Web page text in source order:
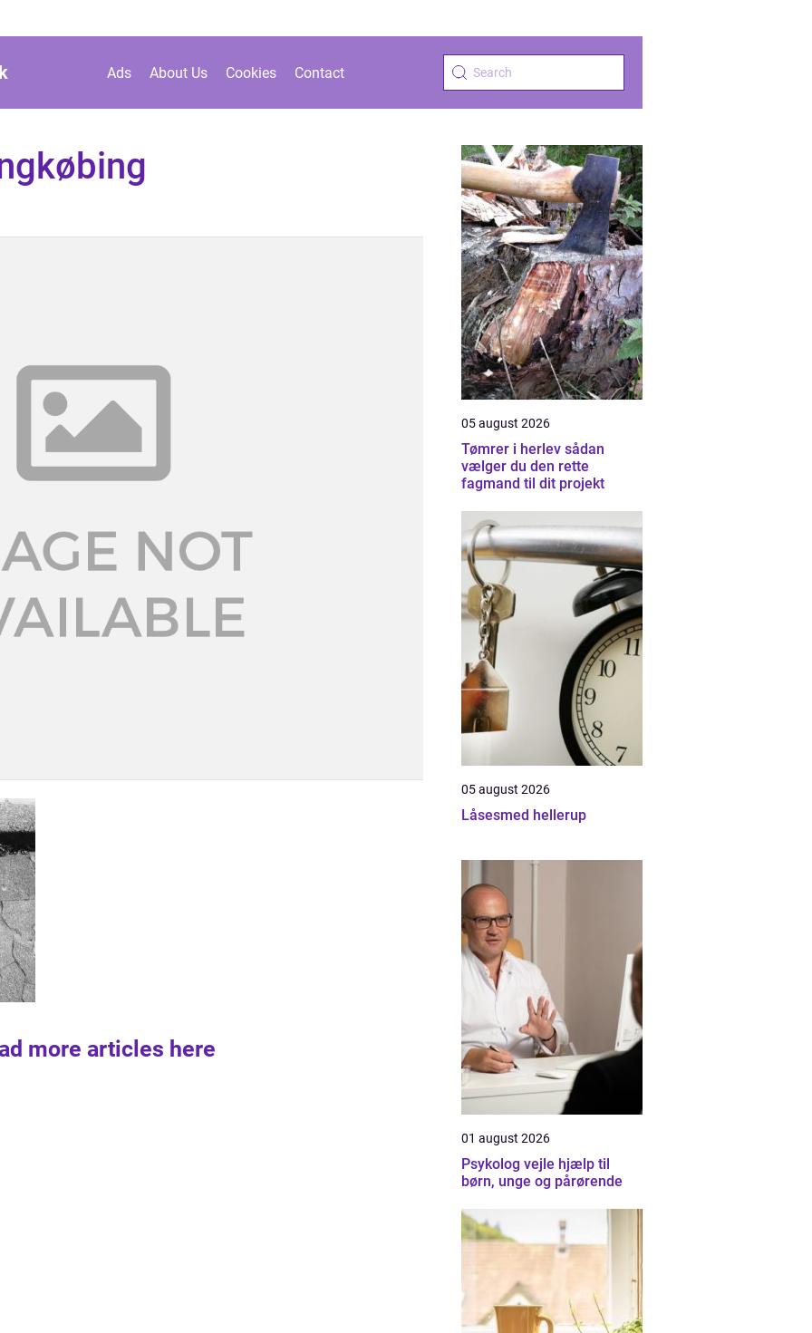
Ads About Us Cookies Contact
more articles here
05 august 2026
Tømrer i herlev sådan
vælger du den rette
fagmand til dit projekt
05 august 2026
Låsesmed hellerup
01 august 2026
Psykolog vejle hjælp til
børn, unge og pårørende